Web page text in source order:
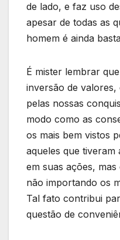
de lado, e faz uso
apesar de todas as
homem é ainda
É mister lembrar
inversão de valores,
pelas nossas
modo como as
os mais bem vistos
aqueles que tiveram
em suas ações,
não importando os
Tal fato contribui
questão de